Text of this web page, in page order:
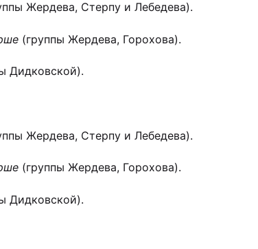
Жердева, Стерпу и Лебедева).
(группы Жердева, Горохова).
Дидковской).
Жердева, Стерпу и Лебедева).
(группы Жердева, Горохова).
Дидковской).